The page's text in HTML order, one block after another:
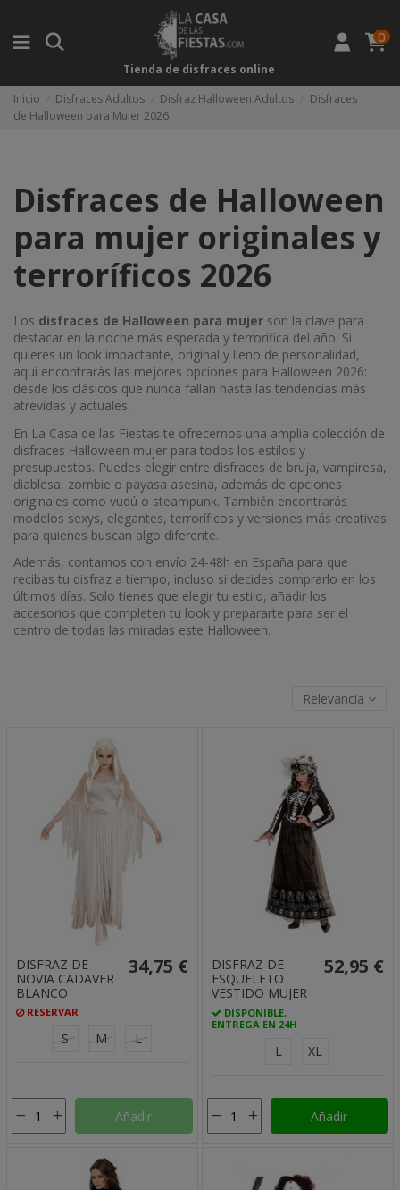
Tienda de disfraces online
0
Inicio Disfraces Adultos Disfraz Halloween Adultos
Disfraces
de Halloween para Mujer 2026
Disfraces de Halloween
para mujer originales y
terroríficos 2026
Los disfraces de Halloween para mujer son la clave para
destacar en la noche más esperada y terrorífica del año. Si
quieres un look impactante, original y lleno de personalidad,
aquí encontrarás las mejores opciones para Halloween 2026:
desde los clásicos que nunca fallan hasta las tendencias más
atrevidas y actuales.
En La Casa de las Fiestas te ofrecemos una amplia colección de
disfraces Halloween mujer para todos los estilos y
presupuestos. Puedes elegir entre disfraces de bruja, vampiresa,
diablesa, zombie o payasa asesina, además de opciones
originales como vudú o steampunk. También encontrarás
modelos sexys, elegantes, terroríficos y versiones más creativas
para quienes buscan algo diferente.
Además, contamos con envío 24-48h en España para que
recibas tu disfraz a tiempo, incluso si decides comprarlo en los
últimos días. Solo tienes que elegir tu estilo, añadir los
accesorios que completen tu look y prepararte para ser el
centro de todas las miradas este Halloween.
Relevancia
DISFRAZ DE
NOVIA CADAVER
BLANCO
RESERVAR
34,75 €
S M L
Añadir
DISFRAZ DE
ESQUELETO
VESTIDO MUJER
DISPONIBLE,
ENTREGA EN 24H
52,95 €
L XL
Añadir